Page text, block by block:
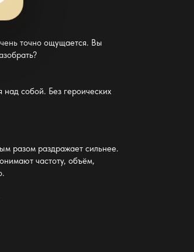
точно ощущается. Вы
собой. Без героических
разом раздражает сильнее.
частоту, объём,